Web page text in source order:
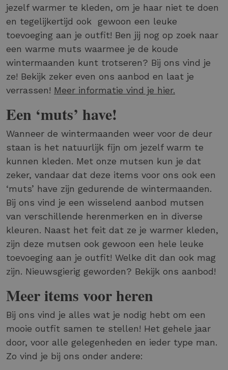
jezelf warmer te kleden, om je haar niet te doen
en tegelijkertijd ook gewoon een leuke
toevoeging aan je outfit! Ben jij nog op zoek naar
een warme muts waarmee je de koude
wintermaanden kunt trotseren? Bij ons vind je
ze! Bekijk zeker even ons aanbod en laat je
verrassen! Meer informatie vind je hier.
Een ‘muts’ have!
Wanneer de wintermaanden weer voor de deur
staan is het natuurlijk fijn om jezelf warm te
kunnen kleden. Met onze mutsen kun je dat
zeker, vandaar dat deze items voor ons ook een
‘muts’ have zijn gedurende de wintermaanden.
Bij ons vind je een wisselend aanbod mutsen
van verschillende herenmerken en in diverse
kleuren. Naast het feit dat ze je warmer kleden,
zijn deze mutsen ook gewoon een hele leuke
toevoeging aan je outfit! Welke dit dan ook mag
zijn. Nieuwsgierig geworden? Bekijk ons aanbod!
Meer items voor heren
Bij ons vind je alles wat je nodig hebt om een
mooie outfit samen te stellen! Het gehele jaar
door, voor alle gelegenheden en ieder type man.
Zo vind je bij ons onder andere: